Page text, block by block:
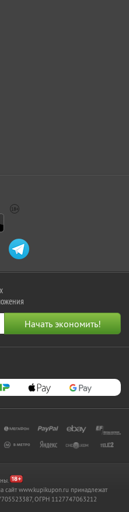
сайт www.kupikupon.ru принадлежат
ОГРН 1127747063212